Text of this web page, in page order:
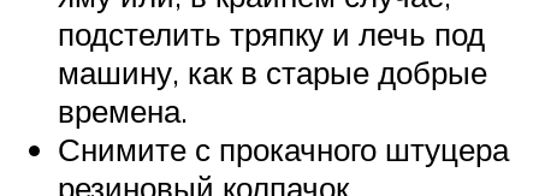
подстелить тряпку и лечь под
машину, как в старые добрые
времена.
Снимите с прокачного штуцера
резиновый колпачок.